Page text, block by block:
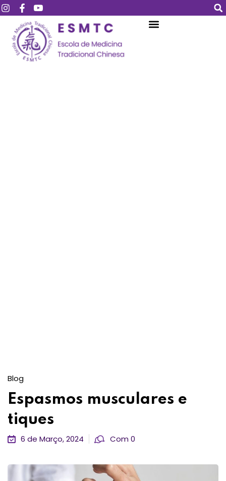
Blog
Espasmos musculares e
tiques
6 de Março, 2024 Com 0
Login Assinar
Login